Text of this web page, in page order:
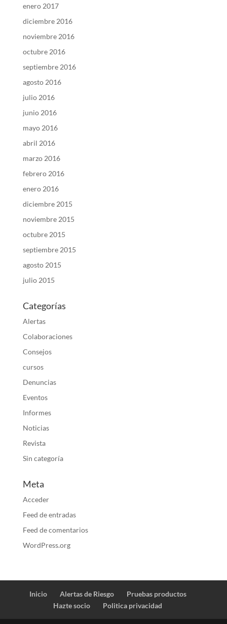
enero 2017
diciembre 2016
noviembre 2016
octubre 2016
septiembre 2016
agosto 2016
julio 2016
junio 2016
mayo 2016
abril 2016
marzo 2016
febrero 2016
enero 2016
diciembre 2015
noviembre 2015
octubre 2015
septiembre 2015
agosto 2015
julio 2015
Categorías
Alertas
Colaboraciones
Consejos
cursos
Denuncias
Eventos
Informes
Noticias
Revista
Sin categoría
Meta
Acceder
Feed de entradas
Feed de comentarios
WordPress.org
Inicio Alertas de Riesgo
Pruebas productos
Hazte socio
Politica privacidad